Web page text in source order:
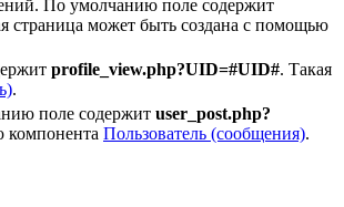
По умолчанию поле содержит
страница может быть создана с помощью
profile_view.php?UID=#UID#. Такая
.
поле содержит user_post.php?
компонента Пользователь (сообщения).